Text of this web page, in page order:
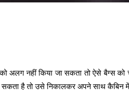
को अलग नहीं किया जा सकता तो ऐसे
है तो उसे निकालकर अपने साथ कैबिन में